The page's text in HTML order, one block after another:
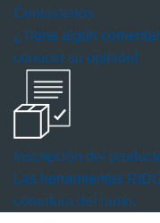
Contáctenos
¿Tiene algún
conocer su opinión!
Inscripción del
Las herramientas
cobertura del ramo.